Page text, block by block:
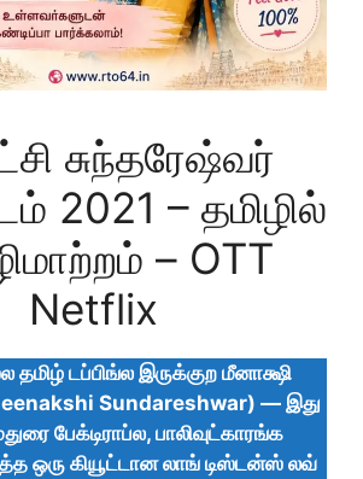
சுந்தரேஷ்வர்
2021 – தமிழில்
– OTT
Netflix
தமிழ் டப்பிங்ல இருக்குற மீனாக்ஷி
Sundareshwar) — இது
பேக்டிராப்ல, பாலிவுட்காரங்க
ஒரு கியூட்டான லாங் டிஸ்டன்ஸ் லவ்